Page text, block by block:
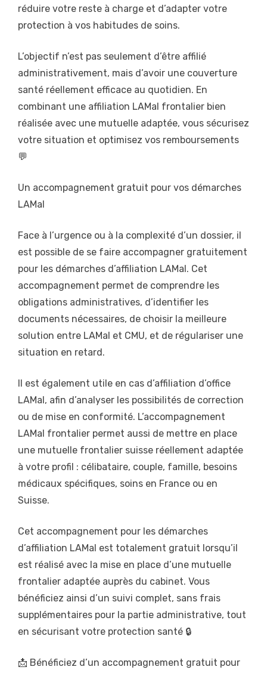
réduire votre reste à charge et d’adapter votre
protection à vos habitudes de soins.
L’objectif n’est pas seulement d’être affilié
administrativement, mais d’avoir une couverture
santé réellement efficace au quotidien. En
combinant une affiliation LAMal frontalier bien
réalisée avec une mutuelle adaptée, vous sécurisez
votre situation et optimisez vos remboursements
💬
Un accompagnement gratuit pour vos démarches
LAMal
Face à l’urgence ou à la complexité d’un dossier, il
est possible de se faire accompagner gratuitement
pour les démarches d’affiliation LAMal. Cet
accompagnement permet de comprendre les
obligations administratives, d’identifier les
documents nécessaires, de choisir la meilleure
solution entre LAMal et CMU, et de régulariser une
situation en retard.
Il est également utile en cas d’affiliation d’office
LAMal, afin d’analyser les possibilités de correction
ou de mise en conformité. L’accompagnement
LAMal frontalier permet aussi de mettre en place
une mutuelle frontalier suisse réellement adaptée
à votre profil : célibataire, couple, famille, besoins
médicaux spécifiques, soins en France ou en
Suisse.
Cet accompagnement pour les démarches
d’affiliation LAMal est totalement gratuit lorsqu’il
est réalisé avec la mise en place d’une mutuelle
frontalier adaptée auprès du cabinet. Vous
bénéficiez ainsi d’un suivi complet, sans frais
supplémentaires pour la partie administrative, tout
en sécurisant votre protection santé 🔒
📩 Bénéficiez d’un accompagnement gratuit pour